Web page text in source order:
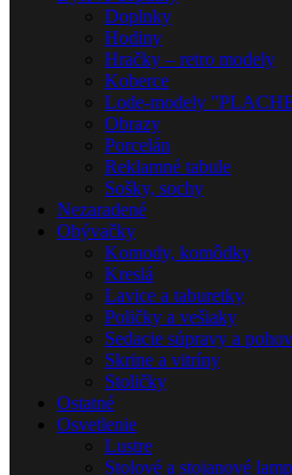
Doplnky
Hodiny
Hračky – retro modely
Koberce
Lode-modely
Obrazy
Porcelán
Reklamné tabule
Sošky, sochy
Nezaradené
Obývačky
Komody, komôdky
Kreslá
Lavice a taburetky
Poličky a vešiaky
Sedacie súpravy a
Skrine a vitríny
Stoličky
Ostatné
Osvetlenie
Lustre
Stolové a stojanové